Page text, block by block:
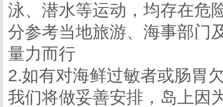
泳、潜水等运动，均存在危
分参考当地旅游、海事部门
量力而行
2.如有对海鲜过敏者或肠胃
我们将做妥善安排，岛上因